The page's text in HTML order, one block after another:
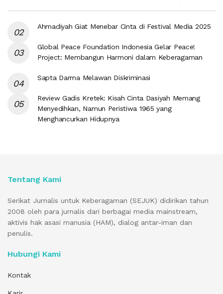
Ahmadiyah Giat Menebar Cinta di Festival Media 2025
Global Peace Foundation Indonesia Gelar Peace!
Project: Membangun Harmoni dalam Keberagaman
Sapta Darma Melawan Diskriminasi
Review Gadis Kretek: Kisah Cinta Dasiyah Memang
Menyedihkan, Namun Peristiwa 1965 yang
Menghancurkan Hidupnya
Tentang Kami
Serikat Jurnalis untuk Keberagaman (SEJUK) didirikan tahun
2008 oleh para jurnalis dari berbagai media mainstream,
aktivis hak asasi manusia (HAM), dialog antar-iman dan
penulis.
Hubungi Kami
Kontak